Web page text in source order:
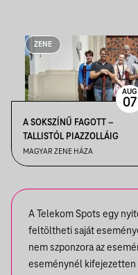
ZENE
A SOKSZÍNŰ FAGOTT –
TALLISTÓL PIAZZOLLÁIG
MAGYAR ZENE HÁZA
AUG
07
A Telekom Spots egy
feltöltheti saját
nem szponzora az
eseménynél